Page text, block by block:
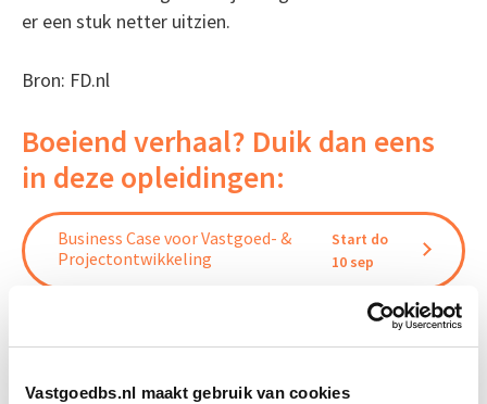
Vastgoedbs.nl maakt gebruik van cookies
er een stuk netter uitzien.
Bron: FD.nl
Boeiend verhaal? Duik dan eens
in deze opleidingen:
Business Case voor Vastgoed- &
Projectontwikkeling
Start do
10 sep
Start ma 14 sep